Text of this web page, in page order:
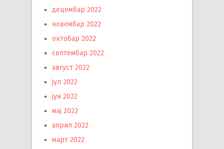
децембар 2022
новембар 2022
октобар 2022
септембар 2022
август 2022
јул 2022
јун 2022
мај 2022
април 2022
март 2022